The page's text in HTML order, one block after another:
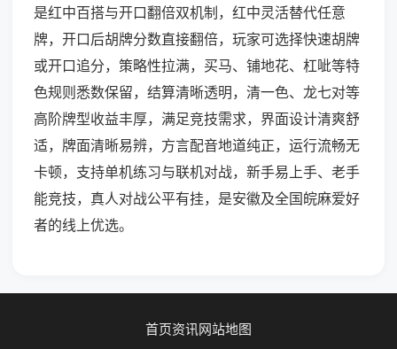
是红中百搭与开口翻倍双机制，红中灵活替代任意
牌，开口后胡牌分数直接翻倍，玩家可选择快速胡牌
或开口追分，策略性拉满，买马、铺地花、杠呲等特
色规则悉数保留，结算清晰透明，清一色、龙七对等
高阶牌型收益丰厚，满足竞技需求，界面设计清爽舒
适，牌面清晰易辨，方言配音地道纯正，运行流畅无
卡顿，支持单机练习与联机对战，新手易上手、老手
能竞技，真人对战公平有挂，是安徽及全国皖麻爱好
者的线上优选。
首页资讯网站地图